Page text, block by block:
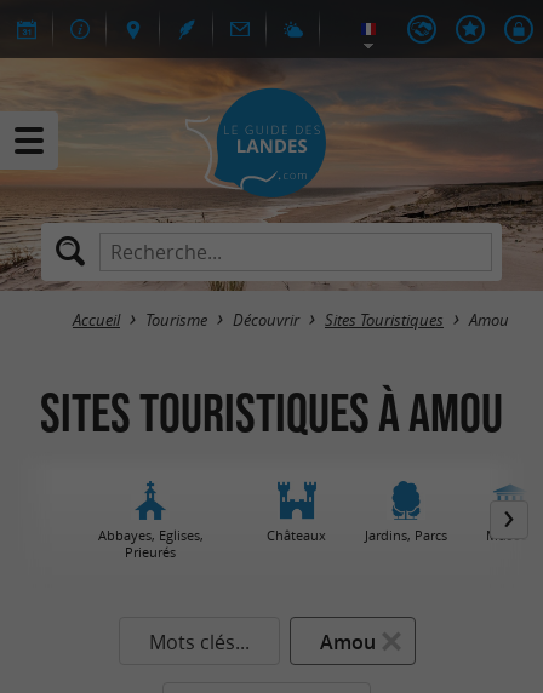
Accueil Tourisme Découvrir Sites Touristiques Amou
Sites Touristiques à Amou
Abbayes, Eglises,
Prieurés
Châteaux Jardins, Parcs Musées
Mots clés... Amou